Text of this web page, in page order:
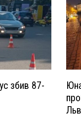
збив 87-